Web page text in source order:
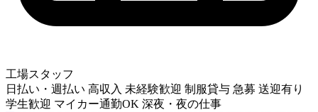
工場スタッフ
日払い・週払い 高収入 未経験歓迎 制服貸与 急募 送迎有り
学生歓迎 マイカー通勤OK 深夜・夜の仕事